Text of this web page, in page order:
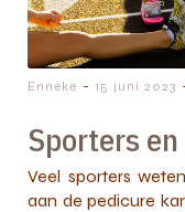
Enneke - 15 juni 2023
Sporters
Veel sporters
aan de pedicure